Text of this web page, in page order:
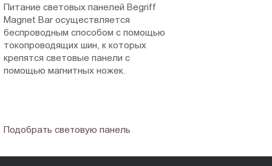
Питание световых панелей Begriff
Magnet Bar осуществляется
беспроводным способом с помощью
токопроводящих шин, к которых
крепятся световые панели с
помощью магнитных ножек.
Подобрать световую панель